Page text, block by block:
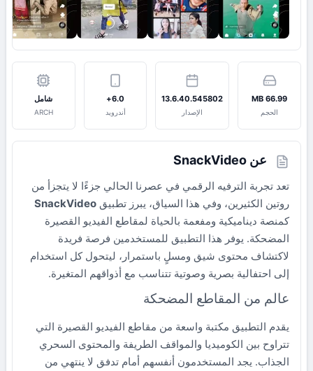
66.99 MB
الحجم
13.6.40.545802
الإصدار
6.0+
أندرويد
شامل
ARCH
عن SnackVideo
تعد تجربة الترفيه الرقمي في عصرنا الحالي جزءًا لا يتجزأ من
روتين الكثيرين، وفي هذا السياق، يبرز تطبيق SnackVideo
كمنصة ديناميكية ومفعمة بالحياة لمقاطع الفيديو القصيرة
المضحكة. يوفر هذا التطبيق للمستخدمين فرصة فريدة
لاكتشاف محتوى شيق ومسلٍ باستمرار، ليتحول كل استخدام
إلى احتفالية بصرية وصوتية تتناسب مع أذواقهم المتغيرة.
عالم من المقاطع المضحكة
يقدم التطبيق مكتبة واسعة من مقاطع الفيديو القصيرة التي
تتراوح بين الكوميديا والمواقف الطريفة والمحتوى السحري
الجذاب. يجد المستخدمون أنفسهم أمام تدفق لا ينتهي من